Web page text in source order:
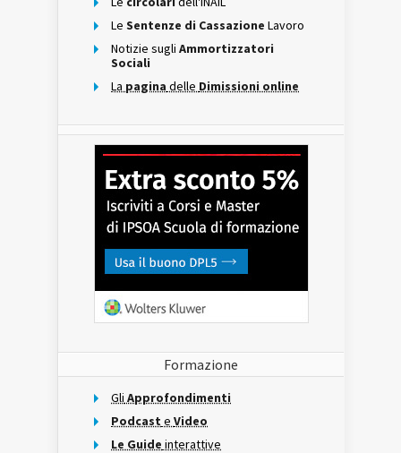
Le Sentenze di Cassazione Lavoro
Notizie sugli Ammortizzatori
Sociali
La pagina delle Dimissioni online
Formazione
Gli Approfondimenti
Podcast e Video
Le Guide interattive